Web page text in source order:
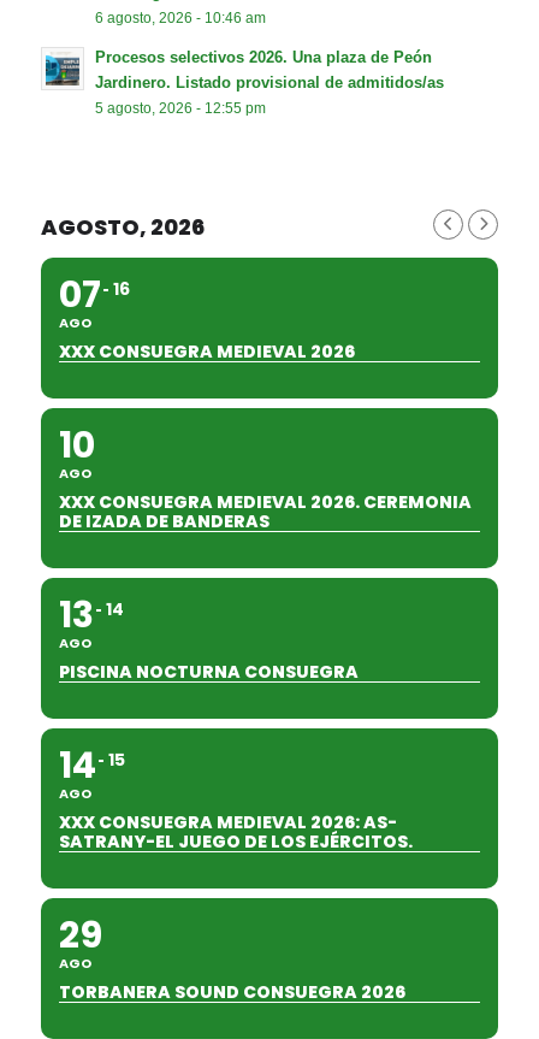
6 agosto, 2026 - 10:46 am
Procesos selectivos 2026. Una plaza de Peón
Jardinero. Listado provisional de admitidos/as
5 agosto, 2026 - 12:55 pm
AGOSTO, 2026
07
AGO
16
XXX CONSUEGRA MEDIEVAL 2026
10
AGO
XXX CONSUEGRA MEDIEVAL 2026. CEREMONIA
DE IZADA DE BANDERAS
13
AGO
14
PISCINA NOCTURNA CONSUEGRA
14
AGO
15
XXX CONSUEGRA MEDIEVAL 2026: AS-
SATRANY-EL JUEGO DE LOS EJÉRCITOS.
29
AGO
TORBANERA SOUND CONSUEGRA 2026